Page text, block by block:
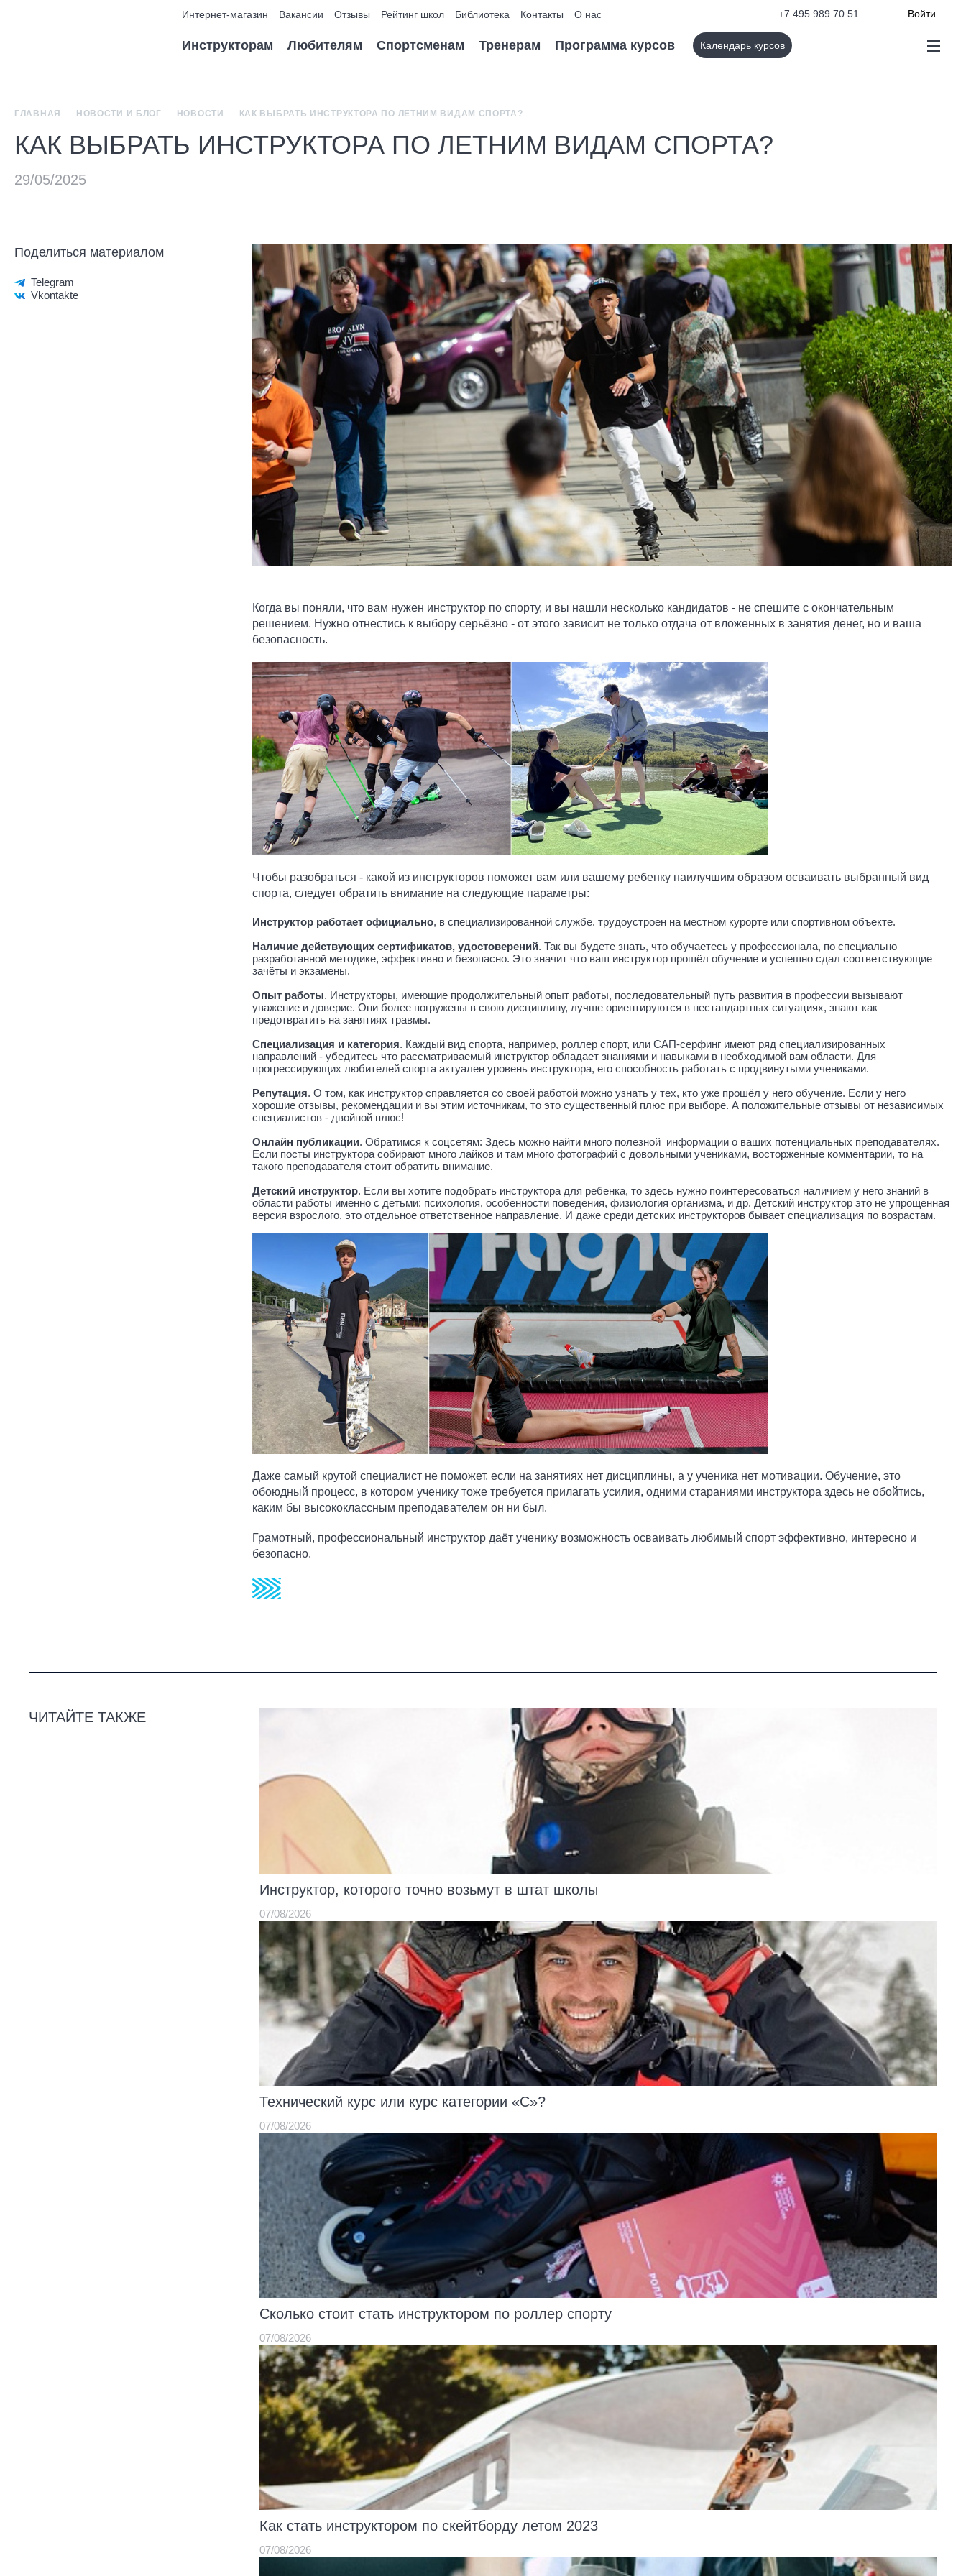
Интернет-магазин Вакансии Отзывы Рейтинг школ Библиотека Контакты О нас +7 495 989 70 51 Войти
Инструкторам Любителям Спортсменам Тренерам Программа курсов Календарь курсов
ГЛАВНАЯ НОВОСТИ И БЛОГ НОВОСТИ КАК ВЫБРАТЬ ИНСТРУКТОРА ПО ЛЕТНИМ ВИДАМ СПОРТА?
КАК ВЫБРАТЬ ИНСТРУКТОРА ПО ЛЕТНИМ ВИДАМ СПОРТА?
Поделиться материалом
Telegram
Vkontakte
Когда вы поняли, что вам нужен инструктор по спорту, и вы нашли несколько кандидатов - не спешите с окончательным
решением. Нужно отнестись к выбору серьёзно - от этого зависит не только отдача от вложенных в занятия денег, но и ваша
безопасность.
Чтобы разобраться - какой из инструкторов поможет вам или вашему ребенку наилучшим образом осваивать выбранный вид
спорта, следует обратить внимание на следующие параметры:
Инструктор работает официально, в специализированной службе. трудоустроен на местном курорте или спортивном объекте.
Наличие действующих сертификатов, удостоверений. Так вы будете знать, что обучаетесь у профессионала, по специально
разработанной методике, эффективно и безопасно. Это значит что ваш инструктор прошёл обучение и успешно сдал соответствующие
зачёты и экзамены.
Опыт работы. Инструкторы, имеющие продолжительный опыт работы, последовательный путь развития в профессии вызывают
уважение и доверие. Они более погружены в свою дисциплину, лучше ориентируются в нестандартных ситуациях, знают как
предотвратить на занятиях травмы.
Специализация и категория. Каждый вид спорта, например, роллер спорт, или САП-серфинг имеют ряд специализированных
направлений - убедитесь что рассматриваемый инструктор обладает знаниями и навыками в необходимой вам области. Для
прогрессирующих любителей спорта актуален уровень инструктора, его способность работать с продвинутыми учениками.
Репутация. О том, как инструктор справляется со своей работой можно узнать у тех, кто уже прошёл у него обучение. Если у него
хорошие отзывы, рекомендации и вы этим источникам, то это существенный плюс при выборе. А положительные отзывы от независимых
специалистов - двойной плюс!
Онлайн публикации. Обратимся к соцсетям: Здесь можно найти много полезной информации о ваших потенциальных преподавателях.
Если посты инструктора собирают много лайков и там много фотографий с довольными учениками, восторженные комментарии, то на
такого преподавателя стоит обратить внимание.
Детский инструктор. Если вы хотите подобрать инструктора для ребенка, то здесь нужно поинтересоваться наличием у него знаний в
области работы именно с детьми: психология, особенности поведения, физиология организма, и др. Детский инструктор это не упрощенная
версия взрослого, это отдельное ответственное направление. И даже среди детских инструкторов бывает специализация по возрастам.
Даже самый крутой специалист не поможет, если на занятиях нет дисциплины, а у ученика нет мотивации. Обучение, это
обоюдный процесс, в котором ученику тоже требуется прилагать усилия, одними стараниями инструктора здесь не обойтись,
каким бы высококлассным преподавателем он ни был.
Грамотный, профессиональный инструктор даёт ученику возможность осваивать любимый спорт эффективно, интересно и
безопасно.
ЧИТАЙТЕ ТАКЖЕ
Инструктор, которого точно возьмут в штат школы
07/08/2026
Технический курс или курс категории «С»?
07/08/2026
Сколько стоит стать инструктором по роллер спорту
07/08/2026
Как стать инструктором по скейтборду летом 2023
07/08/2026